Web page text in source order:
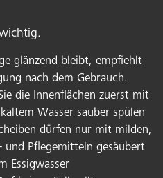
glänzend bleibt, empfiehlt
nach dem Gebrauch.
die Innenflächen zuerst mit
Wasser sauber spülen
dürfen nur mit milden,
und Pflegemitteln gesäubert
Essigwasser